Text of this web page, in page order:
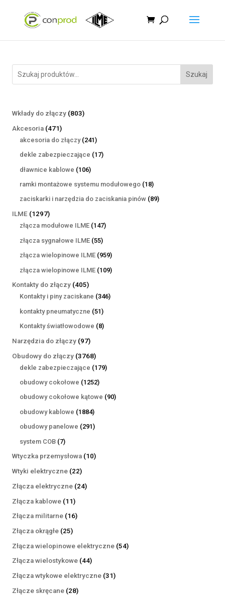
Szukaj
Wkłady do złączy 803803
Akcesoria 471471
produktów
akcesoria do złączy 241241
produktów
dekle zabezpieczające 1717
dławnice kablowe 106106
produktów
ramki montażowe systemu modułowego 1818
produktów
zaciskarki i narzędzia do zaciskania pinów 8989
ILME 12971297
produktów
złącza modułowe ILME 147147
złącza sygnałowe ILME 5555
produktów
złącza wielopinowe ILME 959959
produktów
złącza wielopinowe ILME 109109
Kontakty do złączy 405405
produktów
Kontakty i piny zaciskane 346346
kontakty pneumatyczne 5151
produktów
Kontakty światłowodowe 88
Narzędzia do złączy 9797
produktów
Obudowy do złączy 37683768
produktów
dekle zabezpieczające 179179
obudowy cokołowe 12521252
produkty
obudowy cokołowe kątowe 9090
obudowy kablowe 18841884
produkty
obudowy panelowe 291291
system COB 77
produktów
Wtyczka przemysłowa 1010
Wtyki elektryczne 2222
produkty
Złącza elektryczne 2424
Złącza kablowe 1111
produktów
Złącza militarne 1616
Złącza okrągłe 2525
produktów
Złącza wielopinowe elektryczne 5454
Złącza wielostykowe 4444
produkty
Złącza wtykowe elektryczne 3131
Złącze skręcane 2828